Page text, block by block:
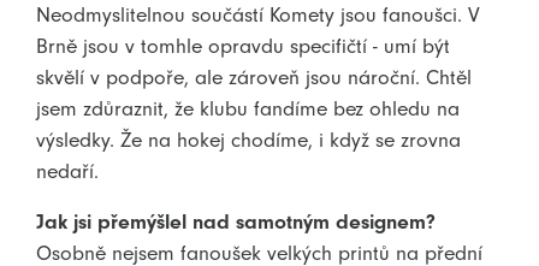
Neodmyslitelnou součástí Komety jsou fanoušci. V
Brně jsou v tomhle opravdu specifičtí - umí být
skvělí v podpoře, ale zároveň jsou nároční. Chtěl
jsem zdůraznit, že klubu fandíme bez ohledu na
výsledky. Že na hokej chodíme, i když se zrovna
nedaří.
Jak jsi přemýšlel nad samotným designem?
Osobně nejsem fanoušek velkých printů na přední